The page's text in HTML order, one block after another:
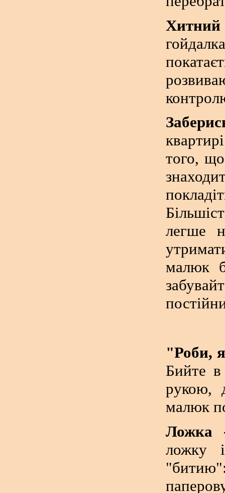
Хитний
того,
легше
малюк
"Роби,
Бийте в
рукою,
малюк
Ложка
ложку